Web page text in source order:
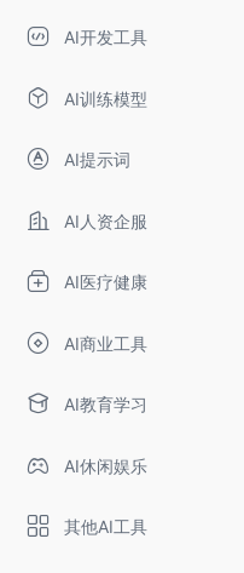
AI开发工具
AI训练模型
AI提示词
AI人资企服
AI医疗健康
AI商业工具
AI教育学习
AI休闲娱乐
其他AI工具